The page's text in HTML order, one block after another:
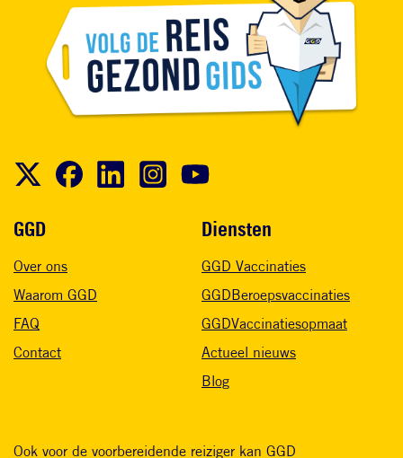
Voet
GGD
Over ons
Waarom GGD
FAQ
Contact
Diensten
GGD Vaccinaties
GGDBeroepsvaccinaties
GGDVaccinatiesopmaat
Actueel nieuws
Blog
Ook voor de voorbereidende reiziger kan GGD